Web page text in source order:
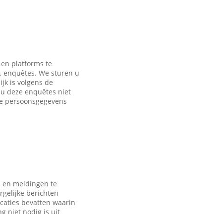
platforms te
enquêtes. We sturen u
is volgens de
deze enquêtes niet
persoonsgegevens
en meldingen te
berichten
bevatten waarin
niet nodig is uit